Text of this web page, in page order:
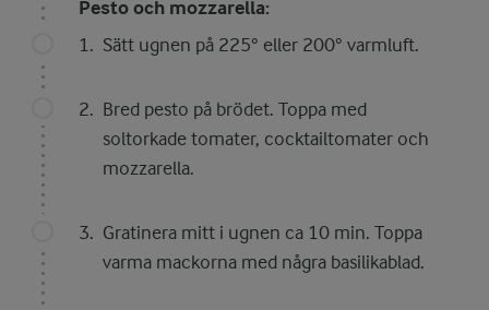
Pesto och mozzarella:
Sätt ugnen på 225° eller 200° varmluft.
Bred pesto på brödet. Toppa med
soltorkade tomater, cocktailtomater och
mozzarella.
Gratinera mitt i ugnen ca 10 min. Toppa
varma mackorna med några basilikablad.